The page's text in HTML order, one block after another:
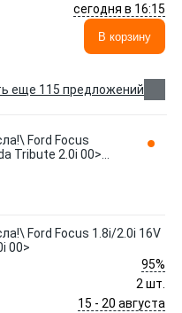
сегодня в 16:15
В корзину
еще 115 предложений
Ford Focus
Tribute 2.0i 00>
Ford Focus 1.8i/2.0i 16V
00>
95%
2 шт.
15 - 20 августа